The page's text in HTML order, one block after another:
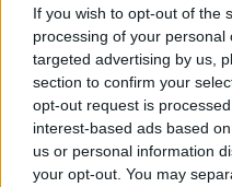
If you wish to opt-out of the
processing of your
targeted advertising by us,
section to confirm your
opt-out request is
interest-based ads based
us or personal information
your opt-out. You may
Életmódorvoslás
2011. április 03. 12:04
Módosítva: 2015.
Megosztás
Küldés